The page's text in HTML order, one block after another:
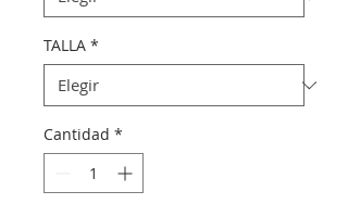
TALLA *
Cantidad *